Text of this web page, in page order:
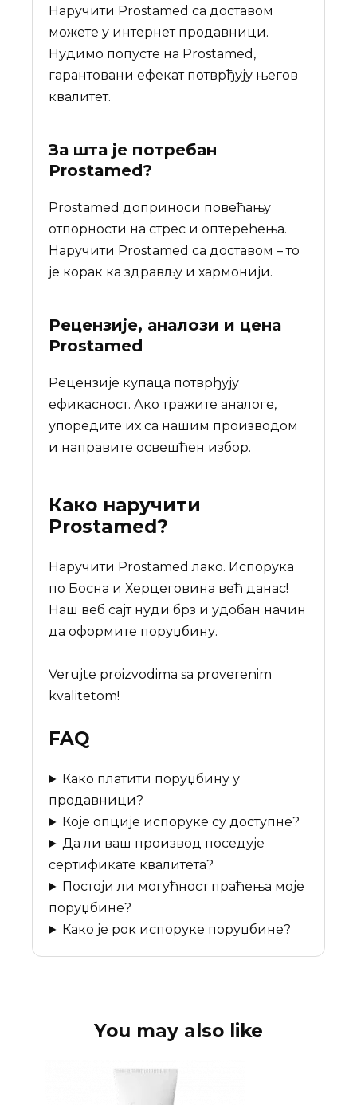
Наручити Prostamed са доставом
можете у интернет продавници.
Нудимо попусте на Prostamed,
гарантовани ефекат потврђују његов
квалитет.
За шта је потребан
Prostamed?
Prostamed доприноси повећању
отпорности на стрес и оптерећења.
Наручити Prostamed са доставом – то
је корак ка здрављу и хармонији.
Рецензије, аналози и цена
Prostamed
Рецензије купаца потврђују
ефикасност. Ако тражите аналоге,
упоредите их са нашим производом
и направите освешћен избор.
Како наручити
Prostamed?
Наручити Prostamed лакo. Испорука
по Босна и Херцеговина већ данас!
Наш веб сајт нуди брз и удобан начин
да оформите поруџбину.
Verujte proizvodima sa proverenim
kvalitetom!
FAQ
Како платити поруџбину у
продавници?
Које опције испоруке су доступне?
Да ли ваш производ поседује
сертификате квалитета?
Постоји ли могућност праћења моје
поруџбине?
Како је рок испоруке поруџбине?
You may also like